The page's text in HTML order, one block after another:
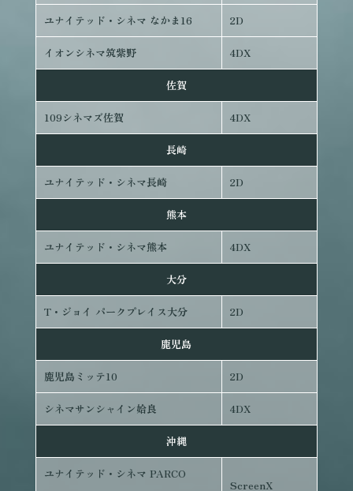
ユナイテッド・シネマ なかま16 2D
イオンシネマ筑紫野 4DX
佐賀
109シネマズ佐賀 4DX
長崎
ユナイテッド・シネマ長崎 2D
熊本
ユナイテッド・シネマ熊本 4DX
大分
T・ジョイ パークプレイス大分 2D
鹿児島
鹿児島ミッテ10 2D
シネマサンシャイン姶良 4DX
沖縄
ユナイテッド・シネマ PARCO
ScreenX